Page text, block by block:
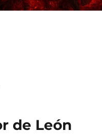
de León